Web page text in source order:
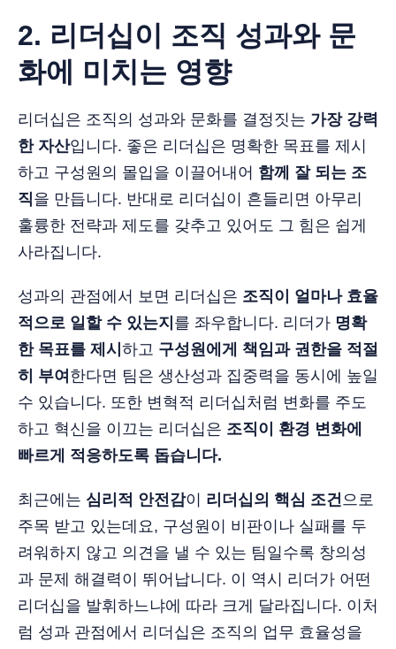
2. 리더십이 조직 성과와 문
화에 미치는 영향
리더십은 조직의 성과와 문화를 결정짓는 가장 강력
한 자산입니다. 좋은 리더십은 명확한 목표를 제시
하고 구성원의 몰입을 이끌어내어 함께 잘 되는 조
직을 만듭니다. 반대로 리더십이 흔들리면 아무리
훌륭한 전략과 제도를 갖추고 있어도 그 힘은 쉽게
사라집니다.
성과의 관점에서 보면 리더십은 조직이 얼마나 효율
적으로 일할 수 있는지 를 좌우합니다. 리더가 명확
한 목표를 제시 하고 구성원에게 책임과 권한을 적절
히 부여 한다면 팀은 생산성과 집중력을 동시에 높일
수 있습니다. 또한 변혁적 리더십처럼 변화를 주도
하고 혁신을 이끄는 리더십은 조직이 환경 변화에
빠르게 적응하도록 돕습니다.
최근에는 심리적 안전감이 리더십의 핵심 조건으로
주목 받고 있는데요, 구성원이 비판이나 실패를 두
려워하지 않고 의견을 낼 수 있는 팀일수록 창의성
과 문제 해결력이 뛰어납니다. 이 역시 리더가 어떤
리더십을 발휘하느냐에 따라 크게 달라집니다. 이처
럼 성과 관점에서 리더십은 조직의 업무 효율성을